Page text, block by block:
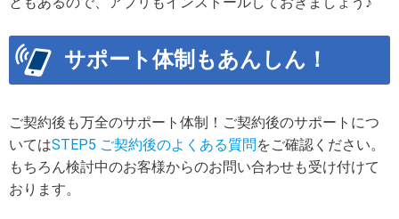
サポート体制もあんしん！
ご契約後も万全のサポート体制！ご契約後のサポートにつ
いてはSTEP5 ご契約後のよくある質問 をご確認ください。
もちろん検討中のお客様からのお問い合わせも受け付けて
おります。